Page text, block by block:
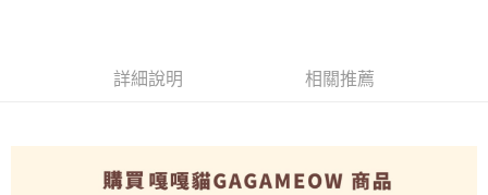
3.完整用戶服務條款，請詳閱以下連結：
https://oppay.tw/userRule
客戶支援中心」https://netprotections.freshdesk.com/support/home
易，需依本服務之必要範圍內提供個人資料，並將交易相關給付款項請求債
權轉讓予恩沛科技股份有限公司。
２．關於個人資料處理事宜，請瀏覽以下網址：
EZPost 中華郵政 (*Maximum item weight: 2kg.)
詳細說明 相關推薦